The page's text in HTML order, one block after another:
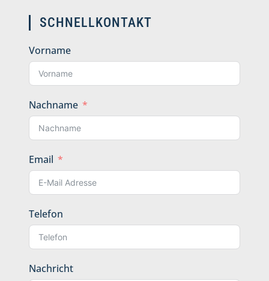
SCHNELLKONTAKT
Vorname
Nachname
Email
Telefon
Nachricht